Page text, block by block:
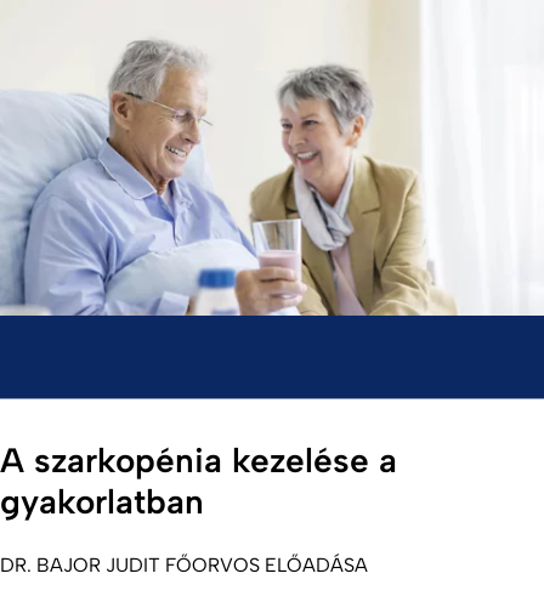
A szarkopénia kezelése a
gyakorlatban
DR. BAJOR JUDIT FŐORVOS ELŐADÁSA